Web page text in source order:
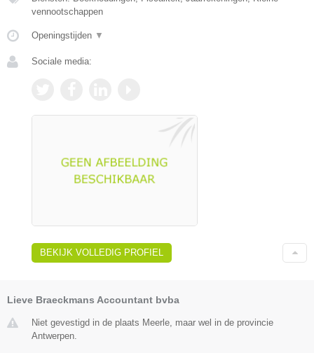
vennootschappen
Openingstijden ▼
Sociale media:
BEKIJK VOLLEDIG PROFIEL
Lieve Braeckmans Accountant bvba
Niet gevestigd in de plaats Meerle, maar wel in de provincie
Antwerpen.